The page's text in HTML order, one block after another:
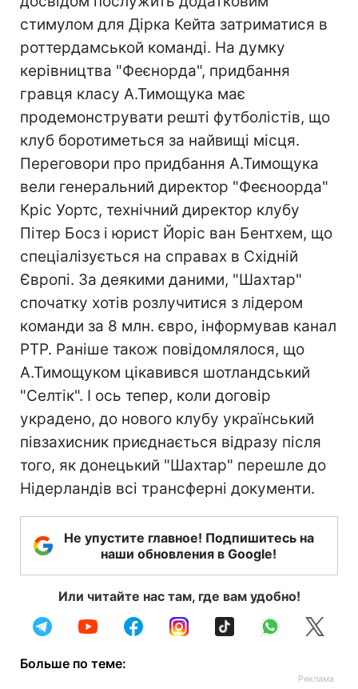
стимулом для Дірка Кейта затриматися в
роттердамськой команді. На думку
керівництва "Феєнорда", придбання
гравця класу А.Тимощука має
продемонструвати решті футболістів, що
клуб боротиметься за найвищі місця.
Переговори про придбання А.Тимощука
вели генеральний директор "Феєноорда"
Кріс Уортс, технічний директор клубу
Пітер Босз і юрист Йоріс ван Бентхем, що
спеціалізується на справах в Східній
Європі. За деякими даними, "Шахтар"
спочатку хотів розлучитися з лідером
команди за 8 млн. євро, інформував канал
РТР. Раніше також повідомлялося, що
А.Тимощуком цікавився шотландський
"Селтік". І ось тепер, коли договір
украдено, до нового клубу український
півзахисник приєднається відразу після
того, як донецький "Шахтар" перешле до
Нідерландів всі трансферні документи.
Не упустите главное! Подпишитесь на
наши обновления в Google!
Или читайте нас там, где вам удобно!
Больше по теме: